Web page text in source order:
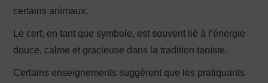
certains animaux.
Le cerf, en tant que symbole, est souvent lié à l’énergie
douce, calme et gracieuse dans la tradition taoïste.
Certains enseignements suggèrent que les pratiquants